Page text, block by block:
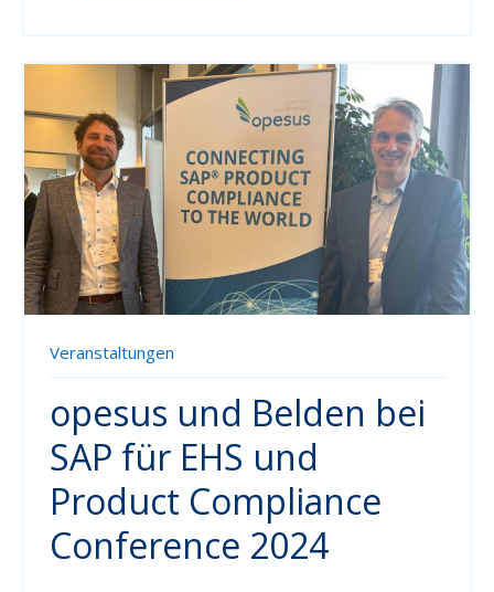
Veranstaltungen
opesus und Belden bei
SAP für EHS und
Product Compliance
Conference 2024